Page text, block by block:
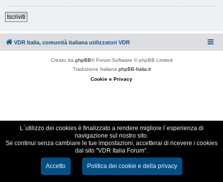
Iscriviti
VDR Italia, comunità italiana utilizzatori VDR
Creato da phpBB® Forum Software © phpBB Limited
Traduzione Italiana phpBB-Italia.it
Cookie e Privacy
L´utilizzo dei cookies è finalizzato a rendere migliore l´esperienza di
navigazione sul nostro sito.
Se continui senza cambiare le tue impostazioni, accetterai di ricevere i cookies
dal sito "VDR Italia Forum".
Accetto Politica dei cookie e della privacy